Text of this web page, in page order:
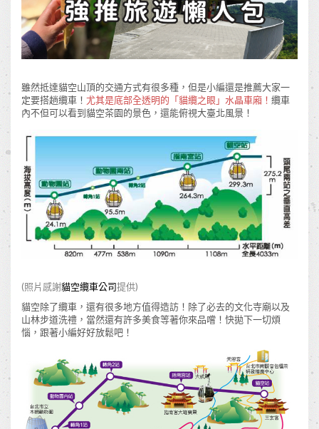
雖然抵達貓空山頂的交通方式有很多種，但是小編還是推薦大家一
定要搭趟纜車！ 尤其是底部全透明的「貓纜之眼」水晶車廂！ 纜車
內不但可以看到貓空茶園的景色，還能俯視大臺北風景！
(照片感謝貓空纜車公司提供)
貓空除了纜車，還有很多地方值得造訪！除了必去的文化寺廟以及
山林步道洗禮，當然還有許多美食等著你來品嚐！快拋下一切煩
惱，跟著小編好好放鬆吧！